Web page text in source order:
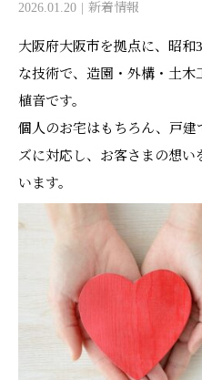
2026.01.20 新着情報
大阪府大阪市を拠点に、昭和
な技術で、造園・外構・土
植音です。
個人のお宅はもちろん、戸
ズに対応し、お客さまの想
います。